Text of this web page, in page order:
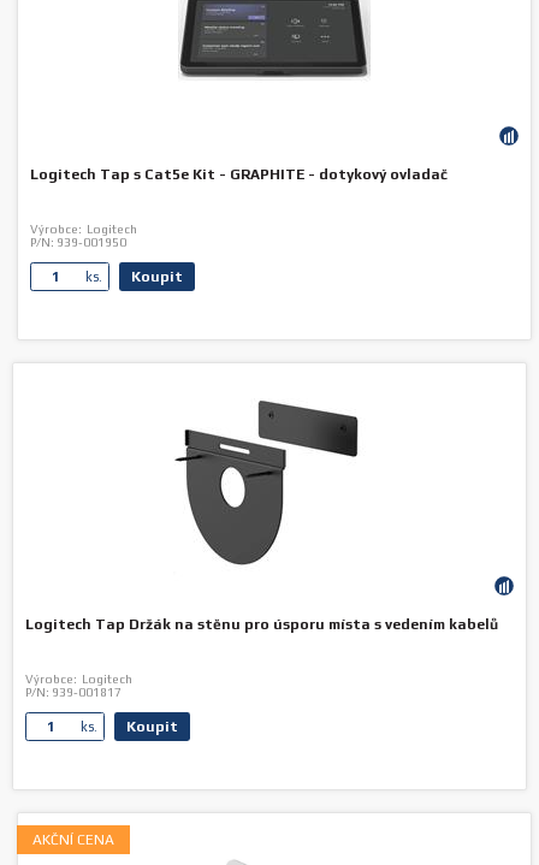
Logitech Tap s Cat5e Kit - GRAPHITE - dotykový ovladač
Výrobce: Logitech
P/N: 939-001950
ks. Koupit
Logitech Tap Držák na stěnu pro úsporu místa s vedením kabelů
Výrobce: Logitech
P/N: 939-001817
ks. Koupit
AKČNÍ CENA